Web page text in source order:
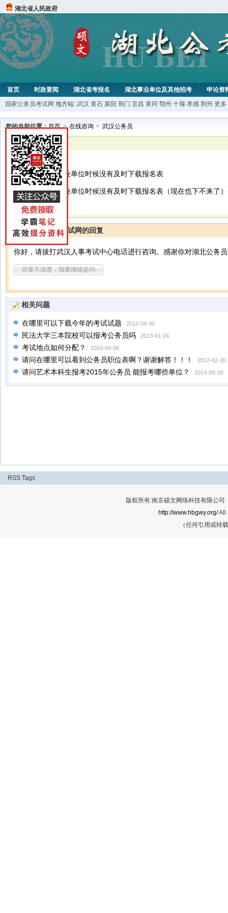
湖北省人民政府
首页 时政要闻 湖北省考报名 湖北事业单位及其他招考
申论资
国家公务员考试网 地方站: 武汉 黄石 襄阳 荆门 宜昌 黄冈 鄂州 十堰 孝感 荆州 更多
您的当前位置：首页 > 在线咨询 > 武汉公务员
已解决
武汉公务员
请问报考武汉事业单位时候没有及时下载报名表
请问报考武汉事业单位时候没有及时下载报名表（现在也下不来了
湖北公务员考试网的回复
你好，请拔打武汉人事考试中心电话进行咨询。感谢你对湖北公务
回复不清楚，我要继续提问
相关问题
在哪里可以下载今年的考试试题 2012-04-30
民法大学三本院校可以报考公务员吗 2013-01-24
考试地点如何分配？ 2016-04-08
请问在哪里可以看到公务员职位表啊？谢谢解答！！！ 2012-02-20
请问艺术本科生报考2015年公务员 能报考哪些单位？ 2014-08-18
RSS Tags
版权所有:南京硕文网络科技有限公
http://www.hbgwy.org/All
（任何引用或转